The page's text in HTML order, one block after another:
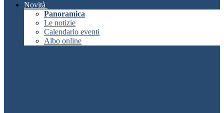
Novità
Panoramica
Le notizie
Calendario eventi
Albo online